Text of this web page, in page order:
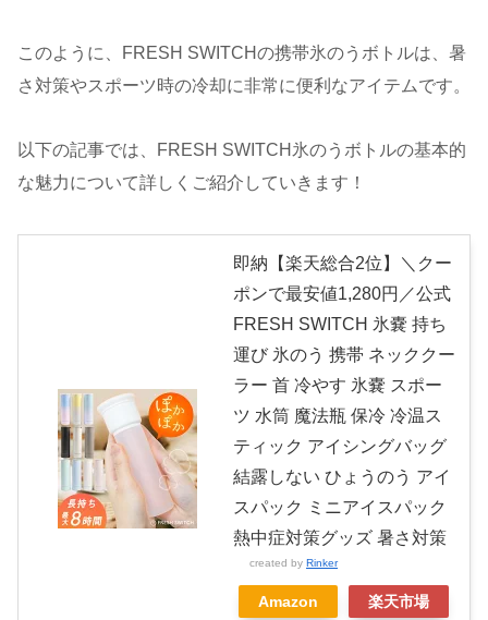
このように、FRESH SWITCHの携帯氷のうボトルは、暑
さ対策やスポーツ時の冷却に非常に便利なアイテムです。
以下の記事では、FRESH SWITCH氷のうボトルの基本的
な魅力について詳しくご紹介していきます！
即納【楽天総合2位】＼クー
ポンで最安値1,280円／公式
FRESH SWITCH 氷嚢 持ち
運び 氷のう 携帯 ネッククー
ラー 首 冷やす 氷嚢 スポー
ツ 水筒 魔法瓶 保冷 冷温ス
ティック アイシングバッグ
結露しない ひょうのう アイ
スパック ミニアイスパック
熱中症対策グッズ 暑さ対策
created by Rinker
Amazon 楽天市場